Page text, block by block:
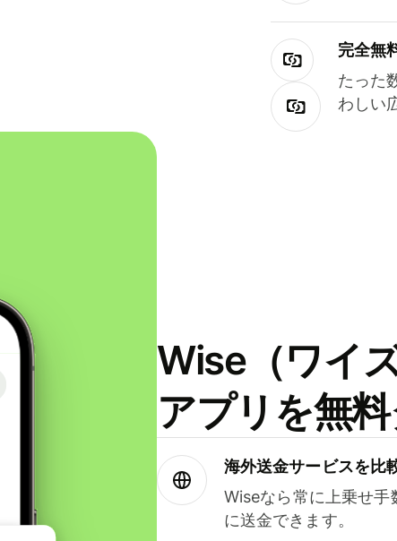
完全無
たった
わしい
Wise（ワイ
アプリを無
海外送金サービスを比
Wiseなら常に上乗せ手
に送金できます。